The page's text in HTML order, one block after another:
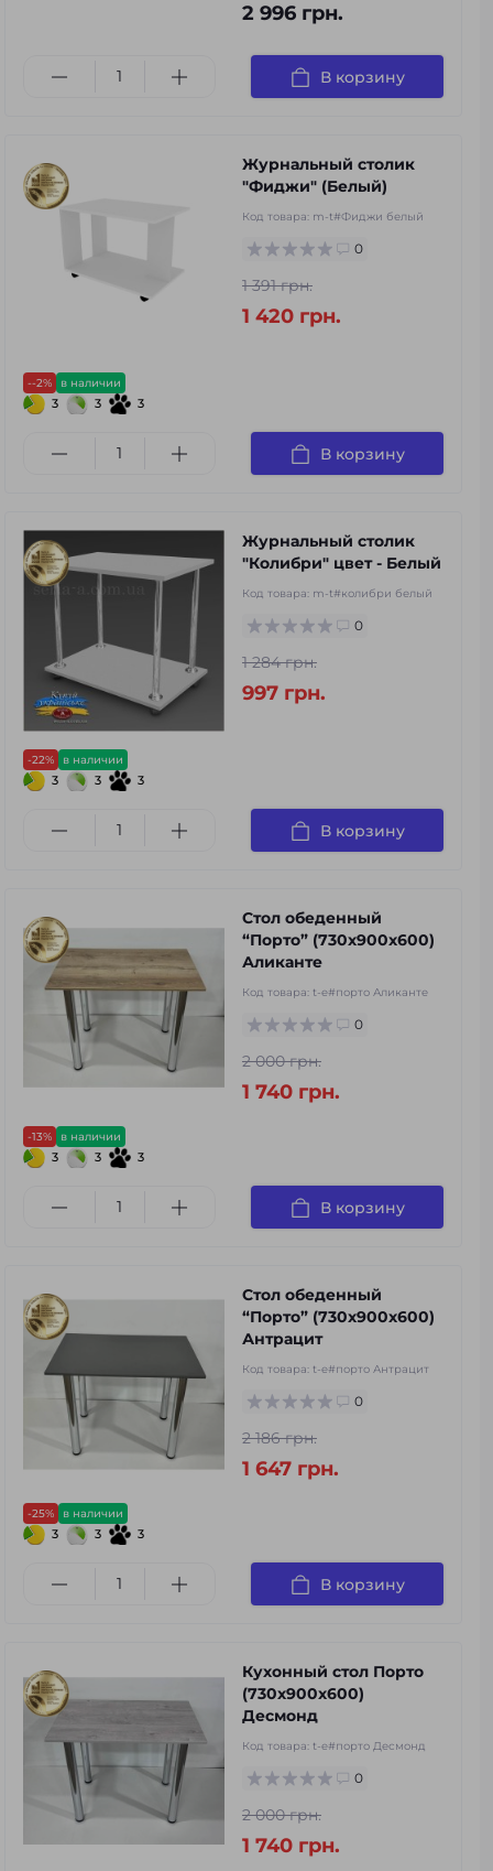
2 996 грн.
В корзину
--2% в наличии
3 3 3
Журнальный столик
"Фиджи" (Белый)
Код товара: m-t#Фиджи белый
0
1 391 грн.
1 420 грн.
В корзину
-22% в наличии
3 3 3
Журнальный столик
"Колибри" цвет - Белый
Код товара: m-t#колибри белый
0
1 284 грн.
997 грн.
В корзину
-13% в наличии
3 3 3
Стол обеденный
“Порто” (730х900х600)
Аликанте
Код товара: t-e#порто Аликанте
0
2 000 грн.
1 740 грн.
В корзину
-25% в наличии
3 3 3
Стол обеденный
“Порто” (730х900х600)
Антрацит
Код товара: t-e#порто Антрацит
0
2 186 грн.
1 647 грн.
В корзину
Кухонный стол Порто
(730х900х600)
Десмонд
Код товара: t-e#порто Десмонд
0
2 000 грн.
1 740 грн.